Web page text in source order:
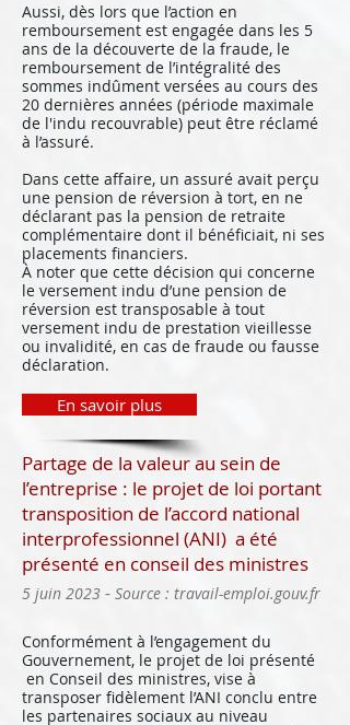
Aussi, dès lors que l’action en
remboursement est engagée dans les 5
ans de la découverte de la fraude, le
remboursement de l’intégralité des
sommes indûment versées au cours des
20 dernières années (période maximale
de l'indu recouvrable) peut être réclamé
à l’assuré.
Dans cette affaire, un assuré avait perçu
une pension de réversion à tort, en ne
déclarant pas la pension de retraite
complémentaire dont il bénéficiait, ni ses
placements financiers.
À noter que cette décision qui concerne
le versement indu d’une pension de
réversion est transposable à tout
versement indu de prestation vieillesse
ou invalidité, en cas de fraude ou fausse
déclaration.
En savoir plus
Partage de la valeur au sein de
l’entreprise : le projet de loi portant
transposition de l’accord national
interprofessionnel (ANI) a été
présenté en conseil des ministres
5 juin 2023 - Source : travail-emploi.gouv.fr
Conformément à l’engagement du
Gouvernement, le projet de loi présenté
en Conseil des ministres, vise à
transposer fidèlement l’ANI conclu entre
les partenaires sociaux au niveau